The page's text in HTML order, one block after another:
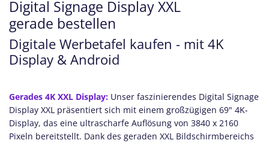
Digital Signage Display XXL
gerade bestellen
Digitale Werbetafel kaufen - mit 4K
Display & Android
Gerades 4K XXL Display: Unser faszinierendes Digital Signage
Display XXL präsentiert sich mit einem großzügigen 69" 4K-
Display, das eine ultrascharfe Auflösung von 3840 x 2160
Pixeln bereitstellt. Dank des geraden XXL Bildschirmbereichs